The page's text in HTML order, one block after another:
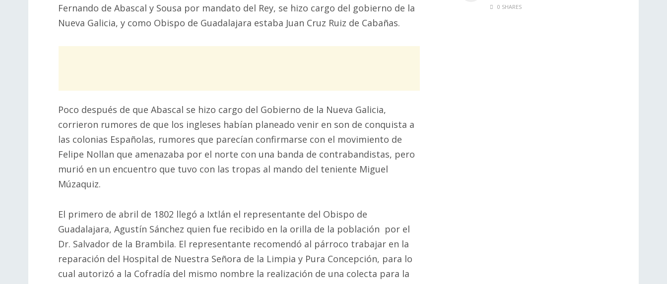
Fernando de Abascal y Sousa por mandato del Rey, se hizo cargo del gobierno de la
Nueva Galicia, y como Obispo de Guadalajara estaba Juan Cruz Ruiz de Cabañas.
Poco después de que Abascal se hizo cargo del Gobierno de la Nueva Galicia,
corrieron rumores de que los ingleses habían planeado venir en son de conquista a
las colonias Españolas, rumores que parecían confirmarse con el movimiento de
Felipe Nollan que amenazaba por el norte con una banda de contrabandistas, pero
murió en un encuentro que tuvo con las tropas al mando del teniente Miguel
Múzaquiz.
El primero de abril de 1802 llegó a Ixtlán el representante del Obispo de
Guadalajara, Agustín Sánchez quien fue recibido en la orilla de la población por el
Dr. Salvador de la Brambila. El representante recomendó al párroco trabajar en la
reparación del Hospital de Nuestra Señora de la Limpia y Pura Concepción, para lo
cual autorizó a la Cofradía del mismo nombre la realización de una colecta para la
0 SHARES